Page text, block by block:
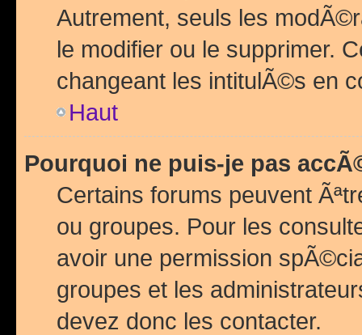
Autrement, seuls les
le modifier ou le supprimer.
changeant les intitulÃ©s en
Haut
Pourquoi ne puis-je pas
Certains forums peuvent
ou groupes. Pour les
avoir une permission
groupes et les
devez donc les contacter.